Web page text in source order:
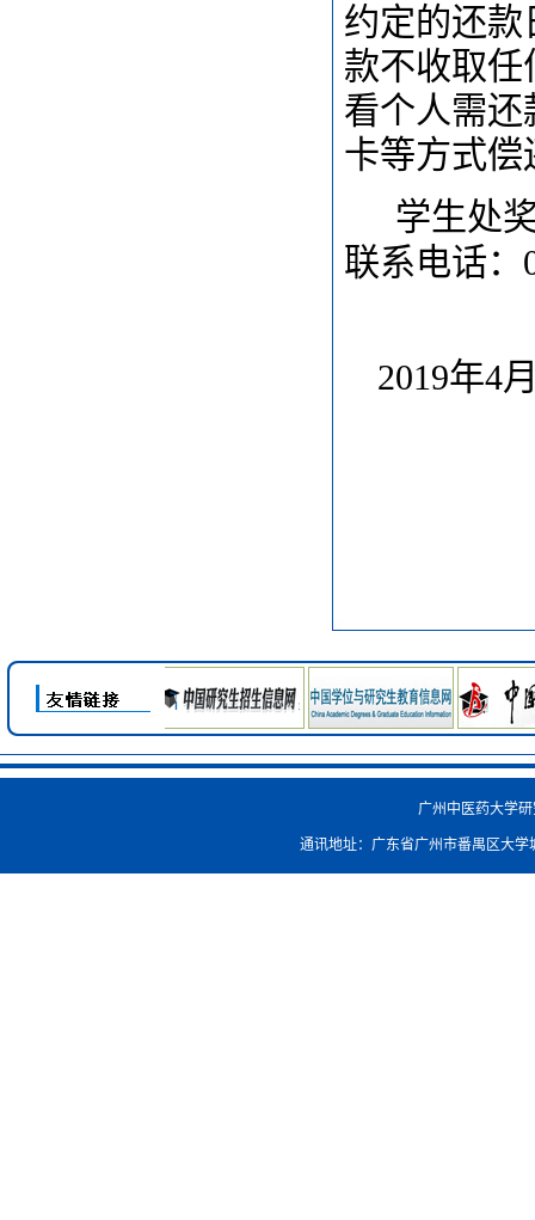
约定的还
款不收取
看个人需
卡等方式
学生处
联系电话：
2019年4
广州中医药大学
通讯地址：广东省广州市番禺区大